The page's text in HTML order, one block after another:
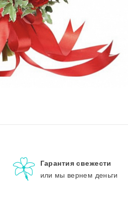
Гарантия свежести
или мы вернем деньги